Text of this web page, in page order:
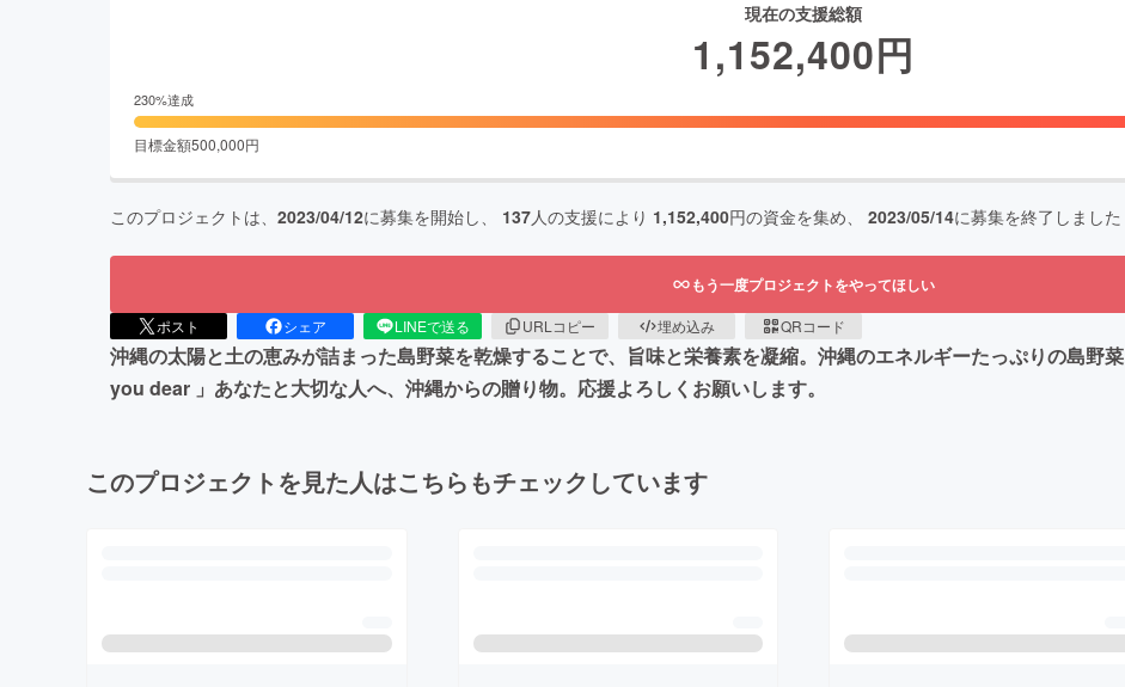
現在の支援総額
1,152,400円
230%達成
目標金額500,000円
このプロジェクトは、 2023/04/12に募集を開始し、 137人の支援により 1,152,400円の資金を集め、 2023/05/14に募集を終了しました
もう一度プロジェクトをやってほしい
ポスト シェア LINEで送る URLコピー 埋め込み QRコード
沖縄の太陽と土の恵みが詰まった島野菜を乾燥することで、旨味と栄養素を凝縮。沖縄のエネルギーたっぷりの島野
you dear 」あなたと大切な人へ、沖縄からの贈り物。応援よろしくお願いします。
このプロジェクトを見た人はこちらもチェックしています